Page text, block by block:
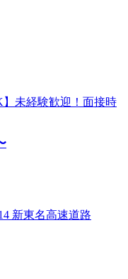
】未経験歓迎！面接時
新東名高速道路